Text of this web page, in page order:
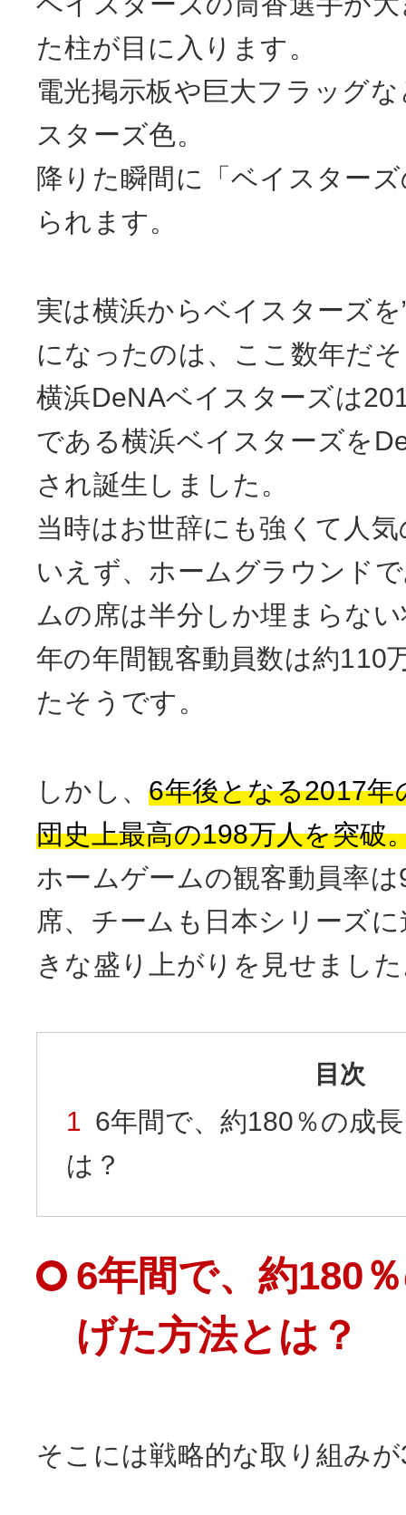
た柱が目に入ります。
電光掲示板や巨大フラッグ
スターズ色。
降りた瞬間に「ベイスター
られます。
実は横浜からベイスターズを
になったのは、ここ数年だ
横浜DeNAベイスターズは
である横浜ベイスターズを
され誕生しました。
当時はお世辞にも強くて人
いえず、ホームグラウンド
ムの席は半分しか埋まらな
年の年間観客動員数は約110
たそうです。
しかし、6年後となる2017年
団史上最高の198万人を突破
ホームゲームの観客動員率
席、チームも日本シリーズ
きな盛り上がりを見せまし
目次
6年間で、約180％の成
は？
6年間で、約180
げた方法とは？
そこには戦略的な取り組み